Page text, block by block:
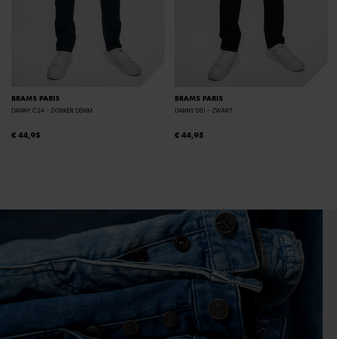
BRAMS PARIS
DANNY C24 - DONKER DENIM
€ 44,95
BRAMS PARIS
DANNY D51 - ZWART
€ 44,95